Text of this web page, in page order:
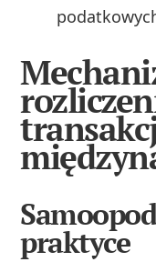
praktyce